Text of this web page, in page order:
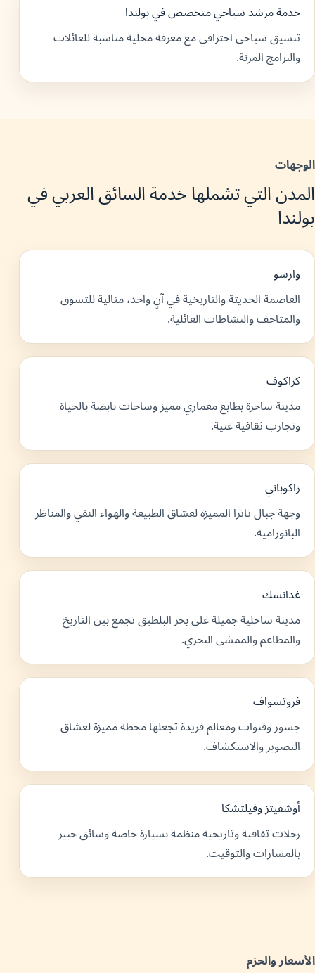
خدمة مرشد سياحي متخصص في بولندا
تنسيق سياحي احترافي مع معرفة محلية مناسبة للعائلات
والبرامج المرنة.
الوجهات
المدن التي تشملها خدمة السائق العربي في
بولندا
وارسو
العاصمة الحديثة والتاريخية في آنٍ واحد، مثالية للتسوق
والمتاحف والنشاطات العائلية.
كراكوف
مدينة ساحرة بطابع معماري مميز وساحات نابضة بالحياة
وتجارب ثقافية غنية.
زاكوباني
وجهة جبال تاترا المميزة لعشاق الطبيعة والهواء النقي والمناظر
البانورامية.
غدانسك
مدينة ساحلية جميلة على بحر البلطيق تجمع بين التاريخ
والمطاعم والممشى البحري.
فروتسواف
جسور وقنوات ومعالم فريدة تجعلها محطة مميزة لعشاق
التصوير والاستكشاف.
أوشفيتز وفيلتشكا
رحلات ثقافية وتاريخية منظمة بسيارة خاصة وسائق خبير
بالمسارات والتوقيت.
الأسعار والحزم